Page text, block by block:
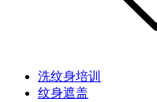
洗纹身培训
纹身遮盖